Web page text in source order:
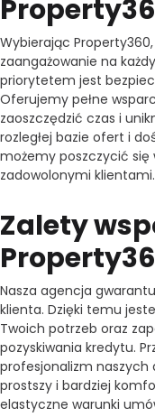
Wybierając
zaangażowanie na
priorytetem jest
Oferujemy pełne
zaoszczędzić czas i
rozległej bazie ofert i
możemy poszczycić
zadowolonymi
Zalety
Nasza agencja
klienta. Dzięki temu
Twoich potrzeb oraz
pozyskiwania kredytu.
profesjonalizm naszych
prostszy i bardziej
elastyczne warunki